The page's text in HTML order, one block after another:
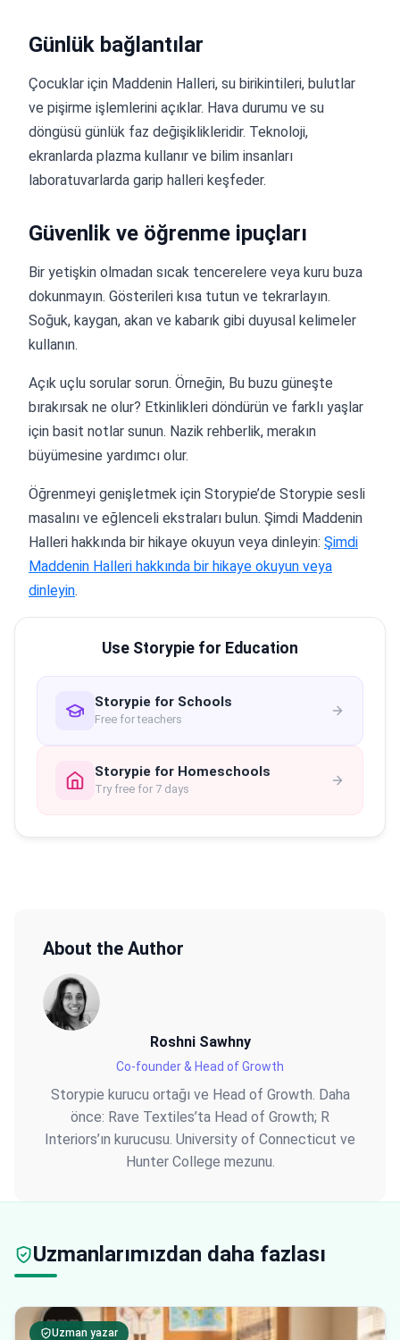
Günlük bağlantılar
Çocuklar için Maddenin Halleri, su birikintileri, bulutlar
ve pişirme işlemlerini açıklar. Hava durumu ve su
döngüsü günlük faz değişiklikleridir. Teknoloji,
ekranlarda plazma kullanır ve bilim insanları
laboratuvarlarda garip halleri keşfeder.
Güvenlik ve öğrenme ipuçları
Bir yetişkin olmadan sıcak tencerelere veya kuru buza
dokunmayın. Gösterileri kısa tutun ve tekrarlayın.
Soğuk, kaygan, akan ve kabarık gibi duyusal kelimeler
kullanın.
Açık uçlu sorular sorun. Örneğin, Bu buzu güneşte
bırakırsak ne olur? Etkinlikleri döndürün ve farklı yaşlar
için basit notlar sunun. Nazik rehberlik, merakın
büyümesine yardımcı olur.
Öğrenmeyi genişletmek için Storypie’de Storypie sesli
masalını ve eğlenceli ekstraları bulun. Şimdi Maddenin
Halleri hakkında bir hikaye okuyun veya dinleyin: Şimdi
Maddenin Halleri hakkında bir hikaye okuyun veya
dinleyin.
Use Storypie for Education
Storypie for Schools
Free for teachers
Storypie for Homeschools
Try free for 7 days
About the Author
Roshni Sawhny
Co-founder & Head of Growth
Storypie kurucu ortağı ve Head of Growth. Daha
önce: Rave Textiles’ta Head of Growth; R
Interiors’ın kurucusu. University of Connecticut ve
Hunter College mezunu.
Uzmanlarımızdan daha fazlası
Uzman yazar